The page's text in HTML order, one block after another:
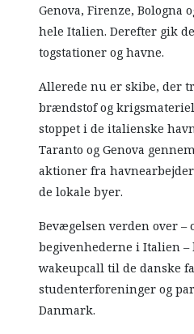
Genova, Firenze, Bologna
hele Italien. Derefter gik
togstationer og havne.
Allerede nu er skibe, der
brændstof og
stoppet i de italienske
Taranto og Genova
aktioner fra
de lokale byer.
Bevægelsen verden over –
begivenhederne i Italien
wakeupcall til de danske
studenterforeninger og
Danmark.